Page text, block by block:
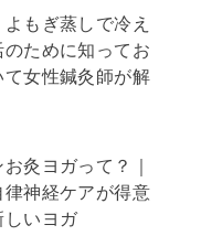
よもぎ蒸しで冷え
ために知ってお
女性鍼灸師が解
灸ヨガって？｜
神経ケアが得意
しいヨガ